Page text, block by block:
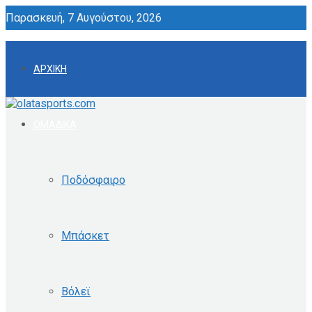
Παρασκευή, 7 Αυγούστου, 2026
ΑΡΧΙΚΗ
Ποδόσφαιρο
Μπάσκετ
Βόλεϊ